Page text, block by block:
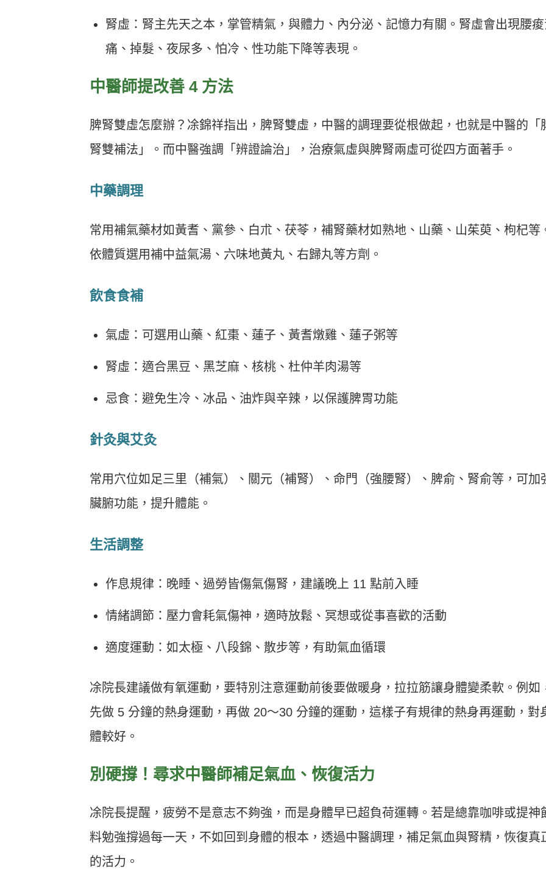
腎虛：腎主先天之本，掌管精氣，與體力、內分泌、記憶力有關。腎虛會出現腰
痛、掉髮、夜尿多、怕冷、性功能下降等表現。
中醫師提改善 4 方法
脾腎雙虛怎麼辦？凃錦祥指出，脾腎雙虛，中醫的調理要從根做起，也就是中醫的「
腎雙補法」。而中醫強調「辨證論治」，治療氣虛與脾腎兩虛可從四方面著手。
中藥調理
常用補氣藥材如黃耆、黨參、白朮、茯苓，補腎藥材如熟地、山藥、山茱萸、枸杞等
依體質選用補中益氣湯、六味地黃丸、右歸丸等方劑。
飲食食補
氣虛：可選用山藥、紅棗、蓮子、黃耆燉雞、蓮子粥等
腎虛：適合黑豆、黑芝麻、核桃、杜仲羊肉湯等
忌食：避免生冷、冰品、油炸與辛辣，以保護脾胃功能
針灸與艾灸
常用穴位如足三里（補氣）、關元（補腎）、命門（強腰腎）、脾俞、腎俞等，可加
臟腑功能，提升體能。
生活調整
作息規律：晚睡、過勞皆傷氣傷腎，建議晚上 11 點前入睡
情緒調節：壓力會耗氣傷神，適時放鬆、冥想或從事喜歡的活動
適度運動：如太極、八段錦、散步等，有助氣血循環
凃院長建議做有氧運動，要特別注意運動前後要做暖身，拉拉筋讓身體變柔軟。例如
先做 5 分鐘的熱身運動，再做 20〜30 分鐘的運動，這樣子有規律的熱身再運動，對
體較好。
別硬撐！尋求中醫師補足氣血、恢復活力
凃院長提醒，疲勞不是意志不夠強，而是身體早已超負荷運轉。若是總靠咖啡或提神
料勉強撐過每一天，不如回到身體的根本，透過中醫調理，補足氣血與腎精，恢復真
的活力。